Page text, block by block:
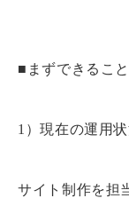
■まずできること
1）現在の運用
サイト制作を担